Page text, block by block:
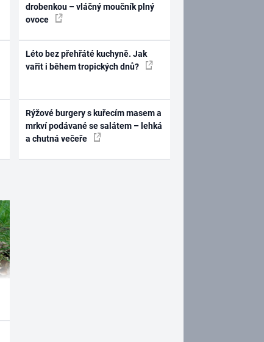
drobenkou – vláčný moučník plný
ovoce
Léto bez přehřáté kuchyně. Jak
vařit i během tropických dnů?
Rýžové burgery s kuřecím masem a
mrkví podávané se salátem – lehká
a chutná večeře